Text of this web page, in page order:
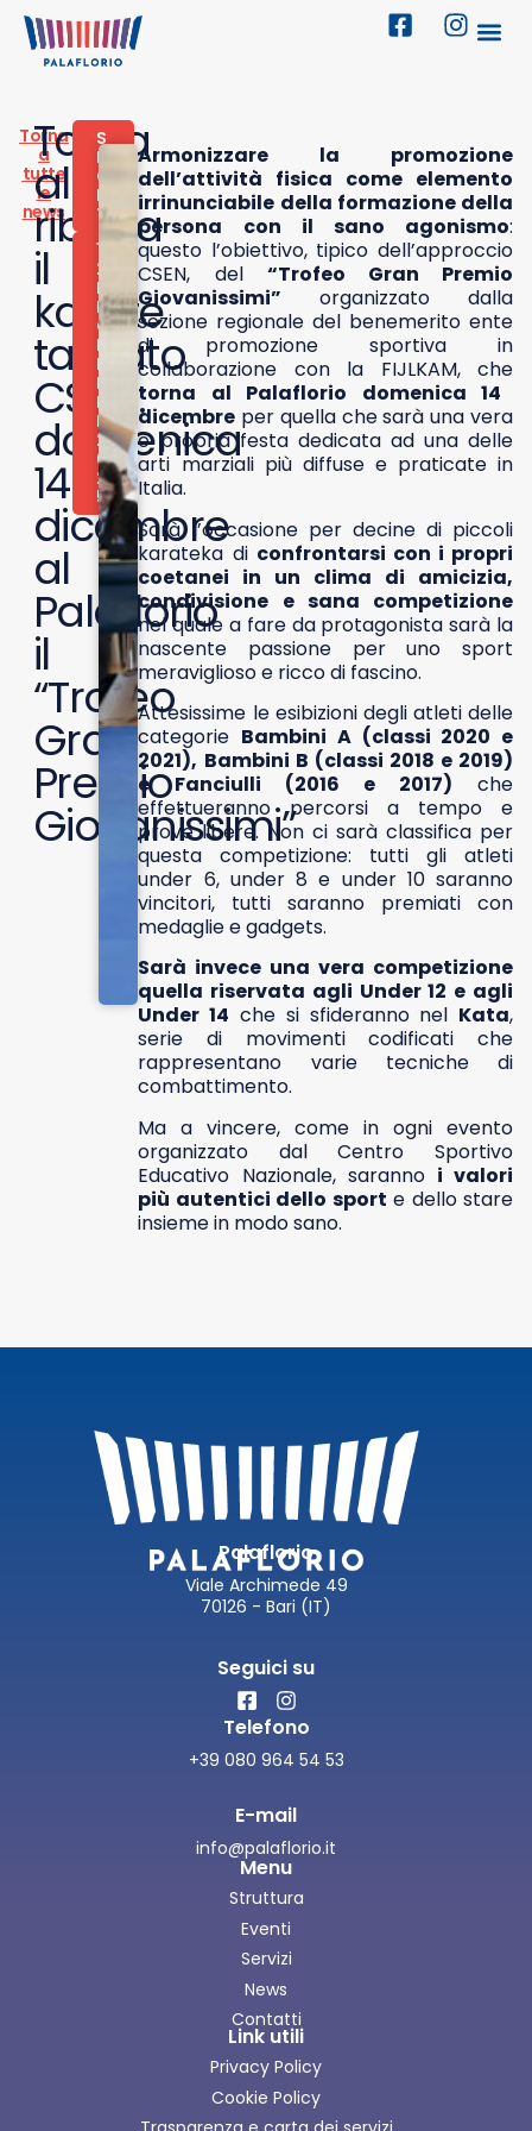
Torna
a
tutte
le
news
Torna
alla
ribalta
il
karate
targato
CSEN:
domenica
14
dicembre
al
Palaflorio
il
“Trofeo
Gran
Premio
Giovanissimi”
S
P
O
R
T
1
2
D
I
C
E
M
B
R
E
2
0
2
5
Armonizzare la promozione
dell’attività fisica come elemento
irrinunciabile della formazione della
persona con il sano agonismo:
questo l’obiettivo, tipico dell’approccio
CSEN, del “Trofeo Gran Premio
Giovanissimi” organizzato dalla
sezione regionale del benemerito ente
di promozione sportiva in
collaborazione con la FIJLKAM, che
torna al Palaflorio domenica 14
dicembre per quella che sarà una vera
e propria festa dedicata ad una delle
arti marziali più diffuse e praticate in
Italia.
Sarà l’occasione per decine di piccoli
karateka di confrontarsi con i propri
coetanei in un clima di amicizia,
condivisione e sana competizione
nel quale a fare da protagonista sarà la
nascente passione per uno sport
meraviglioso e ricco di fascino.
Attesissime le esibizioni degli atleti delle
categorie Bambini A (classi 2020 e
2021), Bambini B (classi 2018 e 2019)
e Fanciulli (2016 e 2017) che
effettueranno percorsi a tempo e
prove libere. Non ci sarà classifica per
questa competizione: tutti gli atleti
under 6, under 8 e under 10 saranno
vincitori, tutti saranno premiati con
medaglie e gadgets.
Sarà invece una vera competizione
quella riservata agli Under 12 e agli
Under 14 che si sfideranno nel Kata,
serie di movimenti codificati che
rappresentano varie tecniche di
combattimento.
Ma a vincere, come in ogni evento
organizzato dal Centro Sportivo
Educativo Nazionale, saranno i valori
più autentici dello sport e dello stare
insieme in modo sano.
Palaflorio
Viale Archimede 49
70126 - Bari (IT)
Seguici su
Telefono
+39 080 964 54 53
E-mail
info@palaflorio.it
Menu
Struttura
Eventi
Servizi
News
Contatti
Link utili
Privacy Policy
Cookie Policy